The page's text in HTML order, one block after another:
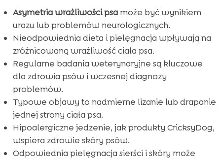
Suplementy na wrażliwość i zdrowie psów:
Twinky
 Znaczenie odpowiedniego szamponu dla psa
 Alergie kontaktowe u psa
 Zachowania behawioralne mogące
wskazywać na wrażliwość

Rola aktywności fizycznej w zdrowiu skóry
psa
Kiedy skonsultować się z weterynarzem?
Najczęstsze choroby skóry u psów
 Wniosek
Asymetria wrażliwości psamoże być wynikiem
urazu lub problemów neurologicznych.
Nieodpowiednia dieta i pielęgnacja wpływają na
zróżnicowaną wrażliwość ciała psa.
Regularne badania weterynaryjne są kluczowe
dla zdrowia psów i wczesnej diagnozy
problemów.
Typowe objawy to nadmierne lizanie lub drapanie
jednej strony ciała psa.
Hipoalergiczne jedzenie, jak produkty CricksyDog,
wspiera zdrowie skóry psów.
Odpowiednia pielęgnacja sierści i skóry może